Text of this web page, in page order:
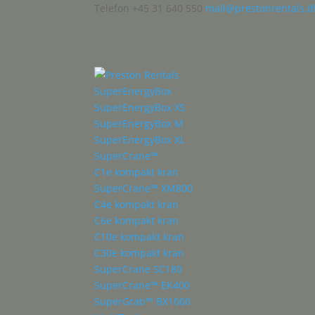
Telefon +45 31 640 550
SuperEnergyBox
SuperEnergyBox XS
SuperEnergyBox M
SuperEnergyBox XL
SuperCrane™
C1e kompakt kran
SuperCrane™ XM800
C4e kompakt kran
C6e kompakt kran
C10e kompakt kran
C30e kompakt kran
SuperCrane SC180
SuperCrane™ EK400
SuperGrab™ BX1000